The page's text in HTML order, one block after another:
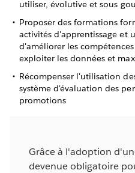
utiliser, évolutive et sous
Proposer des formations
activités d'apprentissage et
d'améliorer les
exploiter les données et
Récompenser l'utilisation
système d'évaluation des
promotions
Grâce à l'adoption
devenue obligatoire